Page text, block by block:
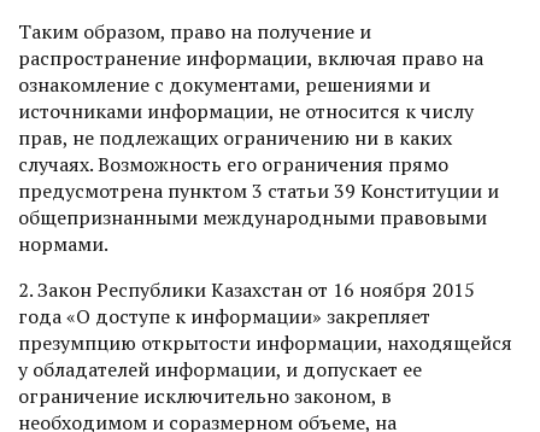
Таким образом, право на получение и
распространение информации, включая право на
ознакомление с документами, решениями и
источниками информации, не относится к числу
прав, не подлежащих ограничению ни в каких
случаях. Возможность его ограничения прямо
предусмотрена пунктом 3 статьи 39 Конституции и
общепризнанными международными правовыми
нормами.
2. Закон Республики Казахстан от 16 ноября 2015
года «О доступе к информации» закрепляет
презумпцию открытости информации, находящейся
у обладателей информации, и допускает ее
ограничение исключительно законом, в
необходимом и соразмерном объеме, на